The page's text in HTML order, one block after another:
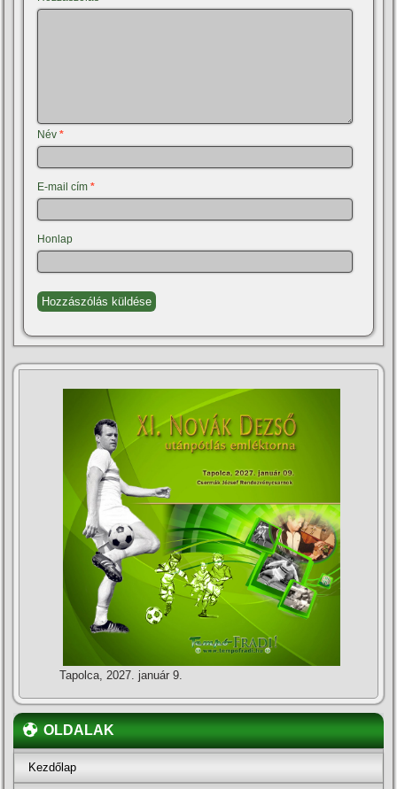
Név*
E-mail cím*
Honlap
Tapolca, 2027. január 9.
OLDALAK
Kezdőlap